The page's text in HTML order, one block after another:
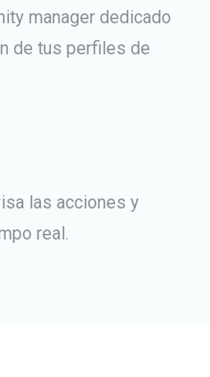
manager dedicado
de tus perfiles de
las acciones y
real.